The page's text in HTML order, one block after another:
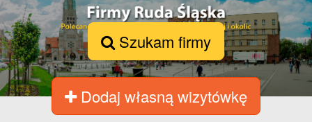
Szukam firmy
Dodaj własną wizytówkę